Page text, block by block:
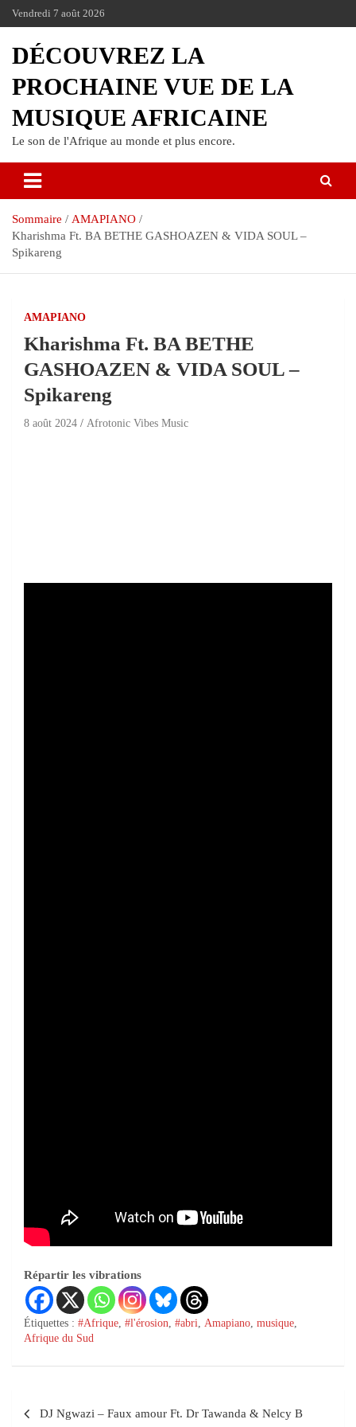
Vendredi 7 août 2026
DÉCOUVREZ LA
PROCHAINE VUE DE LA
MUSIQUE AFRICAINE
Le son de l'Afrique au monde et plus encore.
Sommaire
AMAPIANO
Kharishma Ft. BA BETHE GASHOAZEN & VIDA SOUL –
Spikareng
AMAPIANO
Kharishma Ft. BA BETHE
GASHOAZEN & VIDA SOUL –
Spikareng
8 août 2024 Afrotonic Vibes Music
Répartir les vibrations
Étiquettes : #Afrique, #l'érosion, #abri, Amapiano, musique,
Afrique du Sud
DJ Ngwazi – Faux amour Ft. Dr Tawanda & Nelcy B